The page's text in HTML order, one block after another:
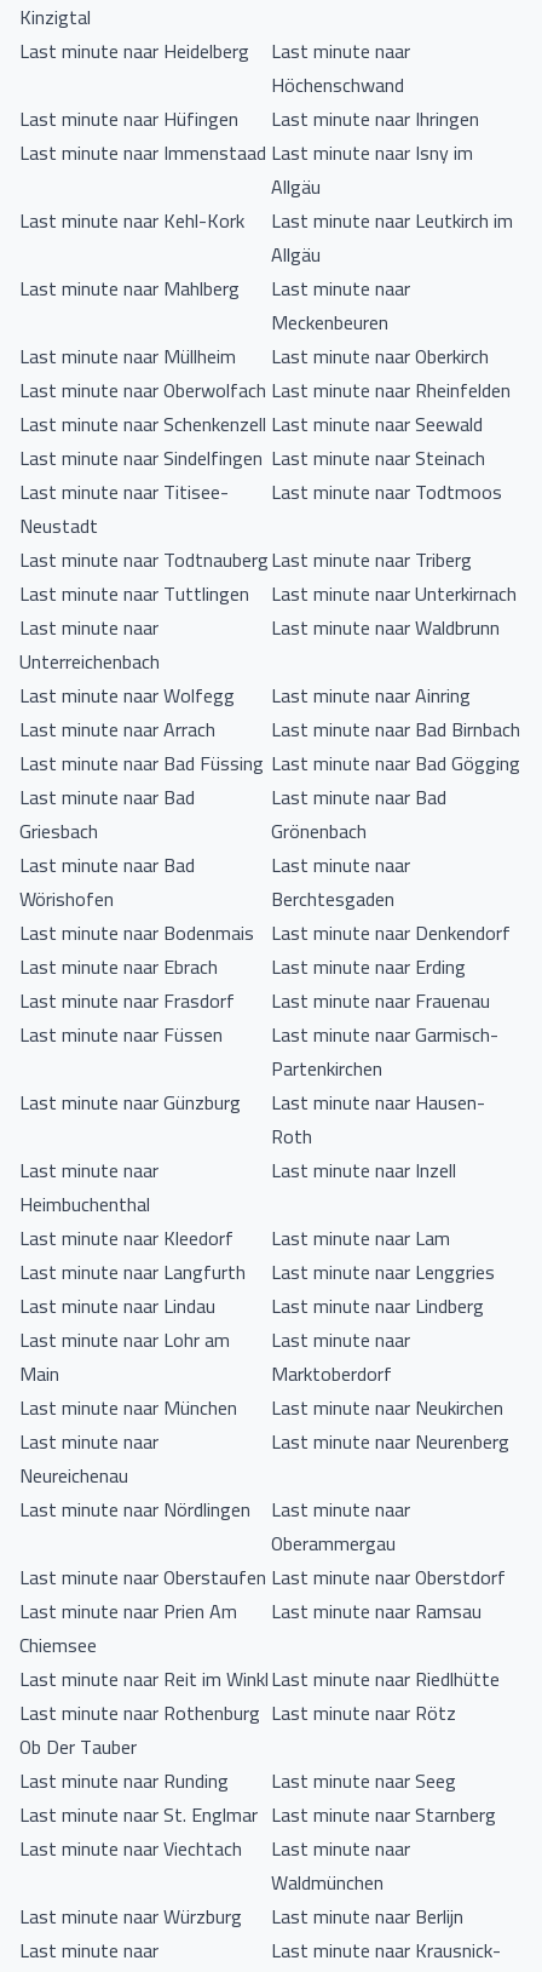
Kinzigtal
Last minute naar Heidelberg
Last minute naar
Höchenschwand
Last minute naar Hüfingen
Last minute naar Ihringen
Last minute naar Immenstaad Last minute naar Isny im
Allgäu
Last minute naar Kehl-Kork
Last minute naar Leutkirch im
Allgäu
Last minute naar Mahlberg
Last minute naar
Meckenbeuren
Last minute naar Müllheim
Last minute naar Oberkirch
Last minute naar Oberwolfach Last minute naar Rheinfelden
Last minute naar Schenkenzell Last minute naar Seewald
Last minute naar Sindelfingen Last minute naar Steinach
Last minute naar Titisee-
Neustadt
Last minute naar Todtmoos
Last minute naar TodtnaubergLast minute naar Triberg
Last minute naar Tuttlingen
Last minute naar Unterkirnach
Last minute naar
Unterreichenbach
Last minute naar Waldbrunn
Last minute naar Wolfegg
Last minute naar Ainring
Last minute naar Arrach
Last minute naar Bad Birnbach
Last minute naar Bad Füssing Last minute naar Bad Gögging
Last minute naar Bad
Griesbach
Last minute naar Bad
Grönenbach
Last minute naar Bad
Wörishofen
Last minute naar
Berchtesgaden
Last minute naar Bodenmais Last minute naar Denkendorf
Last minute naar Ebrach
Last minute naar Erding
Last minute naar Frasdorf
Last minute naar Frauenau
Last minute naar Füssen
Last minute naar Garmisch-
Partenkirchen
Last minute naar Günzburg
Last minute naar Hausen-
Roth
Last minute naar
Heimbuchenthal
Last minute naar Inzell
Last minute naar Kleedorf
Last minute naar Lam
Last minute naar Langfurth
Last minute naar Lenggries
Last minute naar Lindau
Last minute naar Lindberg
Last minute naar Lohr am
Main
Last minute naar
Marktoberdorf
Last minute naar München
Last minute naar Neukirchen
Last minute naar
Neureichenau
Last minute naar Neurenberg
Last minute naar Nördlingen
Last minute naar
Oberammergau
Last minute naar Oberstaufen Last minute naar Oberstdorf
Last minute naar Prien Am
Chiemsee
Last minute naar Ramsau
Last minute naar Reit im WinklLast minute naar Riedlhütte
Last minute naar Rothenburg
Ob Der Tauber
Last minute naar Rötz
Last minute naar Runding
Last minute naar Seeg
Last minute naar St. Englmar Last minute naar Starnberg
Last minute naar Viechtach
Last minute naar
Waldmünchen
Last minute naar Würzburg
Last minute naar Berlijn
Last minute naar
Last minute naar Krausnick-